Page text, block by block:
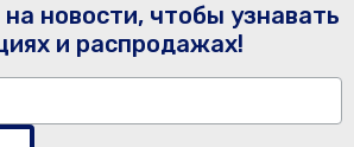
новости, чтобы узнавать
и распродажах!